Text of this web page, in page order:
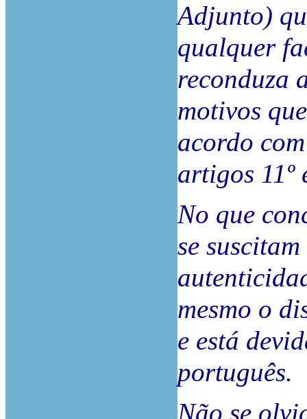
Adjunto)
qualquer
reconduza
motivos
acordo
artigos 11º
No que
se
mesmo o
e está
português.
Não se